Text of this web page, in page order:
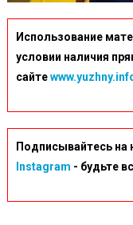
Использование
условии наличия
сайте
Подписывайтесь на
Instagram - будьте